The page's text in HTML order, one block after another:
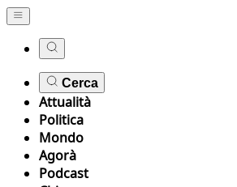
Cerca
Attualità
Politica
Mondo
Agorà
Podcast